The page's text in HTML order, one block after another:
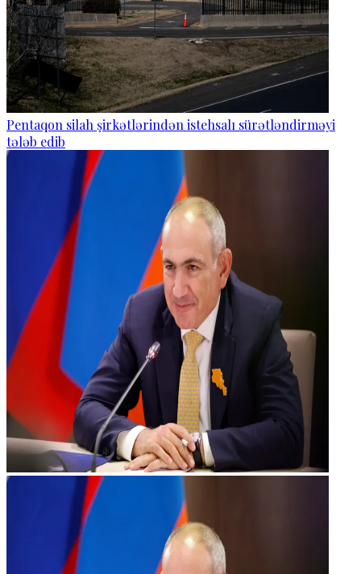
Pentaqon silah şirkətlərindən istehsalı sürətləndirməyi
tələb edib